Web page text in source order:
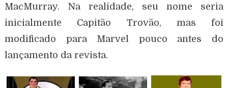
MacMurray. Na realidade, seu nome seria
inicialmente Capitão Trovão, mas foi
modificado para Marvel pouco antes do
lançamento da revista.